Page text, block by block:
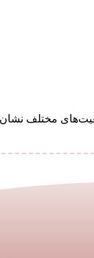
مختلف نشان